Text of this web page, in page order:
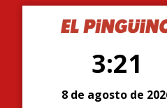
3:21
8 de agosto de